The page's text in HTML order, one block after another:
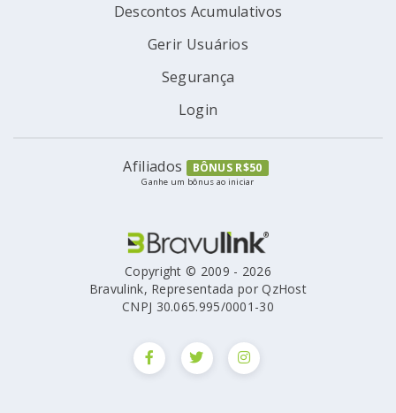
Descontos Acumulativos
Gerir Usuários
Segurança
Login
Afiliados BÔNUS R$50
Ganhe um bônus ao iniciar
Copyright © 2009 - 2026
Bravulink, Representada por QzHost
CNPJ 30.065.995/0001-30